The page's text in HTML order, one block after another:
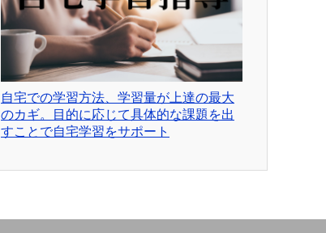
自宅での学習方法、学習量が上達の最大
のカギ。目的に応じて具体的な課題を出
すことで自宅学習をサポート